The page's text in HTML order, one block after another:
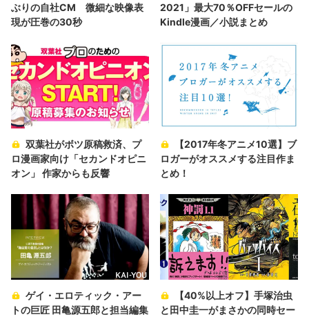
ぶりの自社CM 微細な映像表
現が圧巻の30秒
2021」最大70％OFFセールの
Kindle漫画／小説まとめ
双葉社がボツ原稿救済、プ
ロ漫画家向け「セカンドオピニ
オン」 作家からも反響
【2017年冬アニメ10選】ブ
ロガーがオススメする注目作ま
とめ！
ゲイ・エロティック・アー
トの巨匠 田亀源五郎と担当編集
【40%以上オフ】手塚治虫
と田中圭一がまさかの同時セー